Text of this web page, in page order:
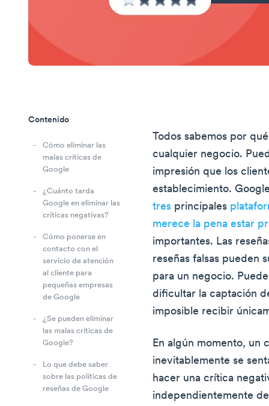
Contenido
Cómo eliminar las
malas críticas de
Google
¿Cuánto tarda
Google en eliminar las
críticas negativas?
Cómo ponerse en
contacto con el
servicio de atención
al cliente para
pequeñas empresas
de Google
¿Se pueden eliminar
las malas críticas de
Google?
Lo que debe saber
sobre las políticas de
reseñas de Google
Todos sabemos por
cualquier negocio.
impresión que los
establecimiento.
tres principales
merece la pena estar
importantes. Las
reseñas falsas pueden
para un negocio.
dificultar la captación
imposible recibir
En algún momento, un
inevitablemente se
hacer una crítica
independientemente